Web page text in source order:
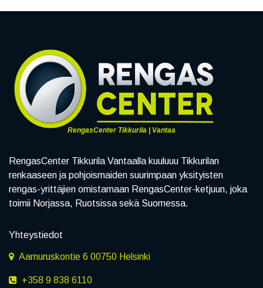
RengasCenter Tikkurila | Vantaa
RengasCenter Tikkurila Vantaalla kuuluuu Tikkurilan
renkaaseen ja pohjoismaiden suurimpaan yksityisten
rengas-yrittäjien omistamaan RengasCenter-ketjuun, joka
toimii Norjassa, Ruotsissa sekä Suomessa.
Yhteystiedot
Aamuruskontie 6 00750 Helsinki
+358 9 838 6110